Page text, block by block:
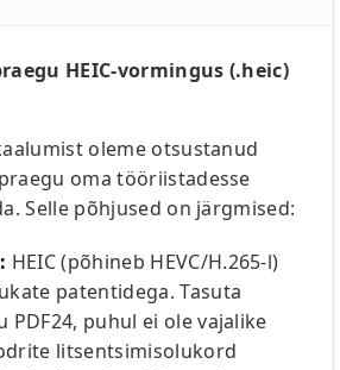
HEIC-vormingus (.heic)
oleme otsustanud
oma tööriistadesse
Selle põhjused on järgmised:
HEIC (põhineb HEVC/H.265-l)
patentidega. Tasuta
PDF24, puhul ei ole vajalike
litsentsimisolukord